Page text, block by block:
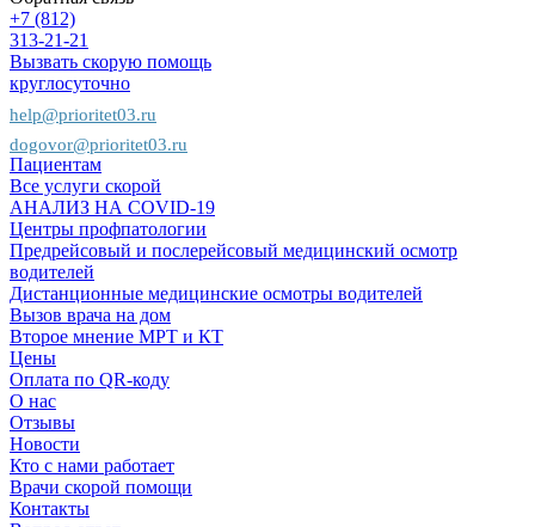
+7 (812)
313-21-21
Вызвать скорую помощь
круглосуточно
help@prioritet03.ru
dogovor@prioritet03.ru
Пациентам
Все услуги скорой
АНАЛИЗ НА COVID-19
Центры профпатологии
Предрейсовый и послерейсовый медицинский осмотр
водителей
Дистанционные медицинские осмотры водителей
Вызов врача на дом
Второе мнение МРТ и КТ
Цены
Оплата по QR-коду
О нас
Отзывы
Новости
Кто с нами работает
Врачи скорой помощи
Контакты